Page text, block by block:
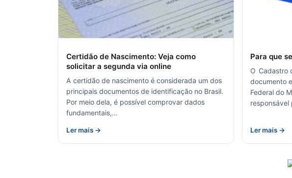
Certidão de Nascimento: Veja como
solicitar a segunda via online
A certidão de nascimento é considerada um dos
principais documentos de identificação no Brasil.
Por meio dela, é possível comprovar dados
fundamentais,…
Ler mais →
Para que
O Cadastro
documento
Federal do
Ler mais →